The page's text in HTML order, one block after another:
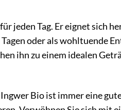
jeden Tag. Er eignet sich
oder als wohltuende
ihn zu einem idealen
Bio ist immer eine